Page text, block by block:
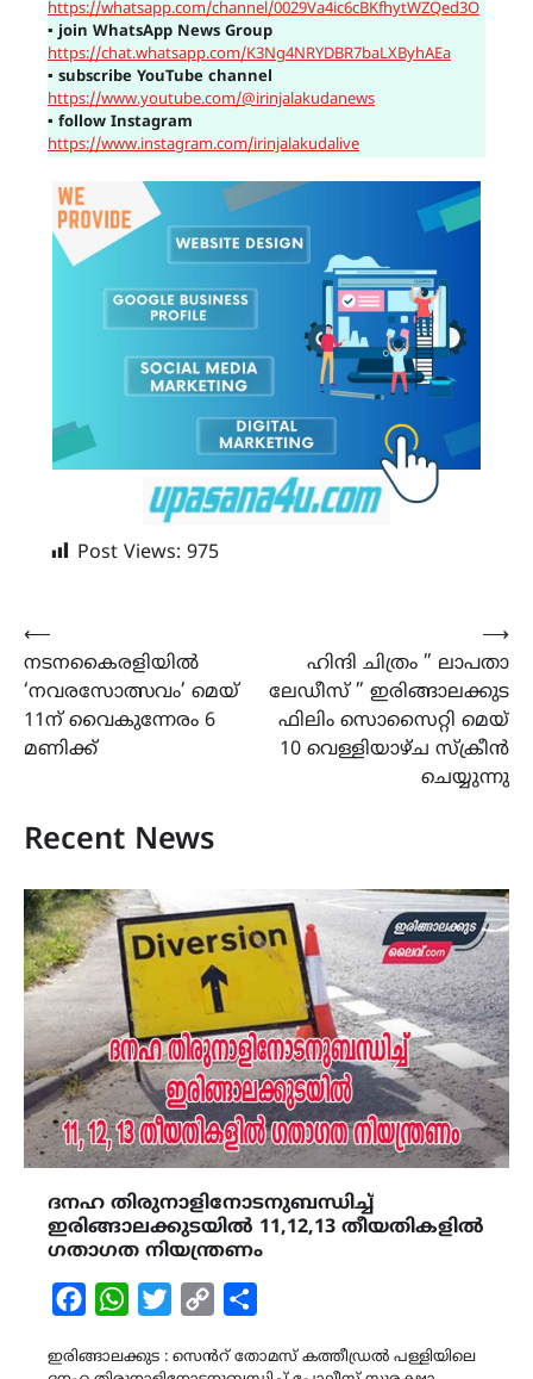
https://whatsapp.com/channel/0029Va4ic6cBKfhytWZQed3O
▪join WhatsApp News Group
https://chat.whatsapp.com/K3Ng4NRYDBR7baLXByhAEa
▪ subscribe YouTube channel
https://www.youtube.com/@irinjalakudanews
▪ follow Instagram
https://www.instagram.com/irinjalakudalive
Post Views: 975
Post
navigation
⟵
നടനകൈരളിയിൽ
‘നവരസോത്സവം’ മെയ്
11ന് വൈകുന്നേരം 6
മണിക്ക്
ഹിന്ദി ചിത്രം ” ലാപതാ
ലേഡീസ് ” ഇരിങ്ങാലക്കുട
ഫിലിം സൊസൈറ്റി മെയ്
10 വെള്ളിയാഴ്ച സ്ക്രീൻ
ചെയ്യുന്നു
⟶
Recent News
ദനഹ തിരുനാളിനോടനുബന്ധിച്ച്
ഇരിങ്ങാലക്കുടയിൽ 11,12,13 തീയതികളിൽ
ഗതാഗത നിയന്ത്രണം
FacebookWhatsAppTwitterCopy
ഇരിങ്ങാലക്കുട : സെൻറ് തോമസ് കത്തീഡ്രൽ പള്ളിയിലെ